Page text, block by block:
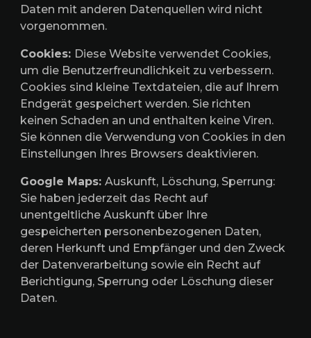
Daten mit anderen Datenquellen wird nicht
vorgenommen.
Cookies: Diese Website verwendet Cookies,
um die Benutzerfreundlichkeit zu verbessern.
Cookies sind kleine Textdateien, die auf Ihrem
Endgerät gespeichert werden. Sie richten
keinen Schaden an und enthalten keine Viren.
Sie können die Verwendung von Cookies in den
Einstellungen Ihres Browsers deaktivieren.
Google Maps:Auskunft, Löschung, Sperrung:
Sie haben jederzeit das Recht auf
unentgeltliche Auskunft über Ihre
gespeicherten personenbezogenen Daten,
deren Herkunft und Empfänger und den Zweck
der Datenverarbeitung sowie ein Recht auf
Berichtigung, Sperrung oder Löschung dieser
Daten.